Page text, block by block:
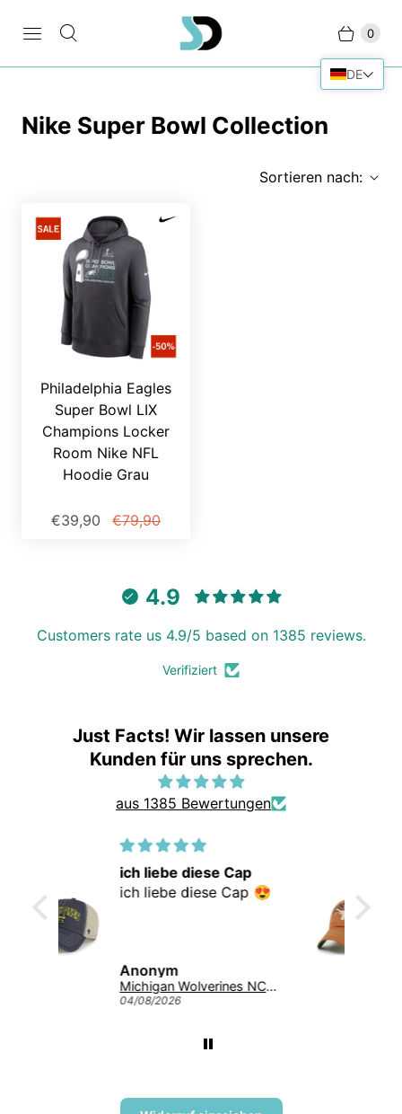
0
Nike Super Bowl Collection
Sortieren nach:
Philadelphia Eagles
Super Bowl LIX
Champions Locker
Room Nike NFL
Hoodie Grau
€39,90 €79,90
4.9
Customers rate us 4.9/5 based on 1385 reviews.
Verifiziert
Just Facts! Wir lassen unsere
Kunden für uns sprechen.
aus 1385 Bewertungen
liebe diese Cap 😍
Michigan Wolverines NCAA Tuscaloosa Trawler ’47 CLEAN UP College Cap Navy
super 👍
DE